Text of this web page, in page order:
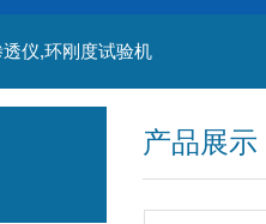
仪,环刚度试验机
产品展示